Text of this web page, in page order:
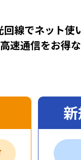
告なく変更する場合が
店舗スタッフま
回線でネット使
速通信をお得